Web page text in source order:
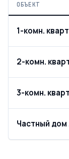
ОБЪЕКТ
1-комн.
2-комн.
3-комн.
Частный дом